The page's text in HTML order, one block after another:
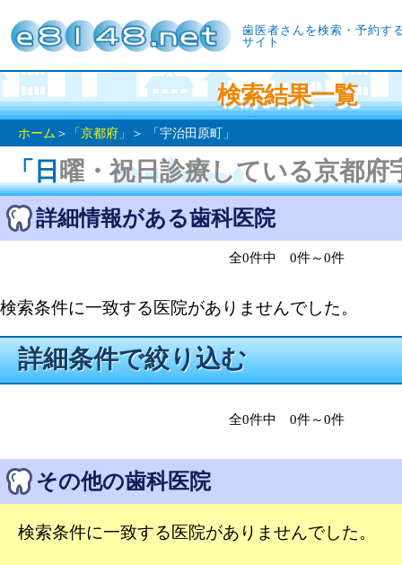
歯医者さんを検索・予約す
サイト
検索結果一覧
ホーム ＞ 「京都府」 ＞ 「宇治田原町」
「日曜・祝日診療している京都
詳細情報がある歯科医院
全0件中 0件～0件
検索条件に一致する医院がありませんでした。
詳細条件で絞り込む
全0件中 0件～0件
その他の歯科医院
検索条件に一致する医院がありませんでした。